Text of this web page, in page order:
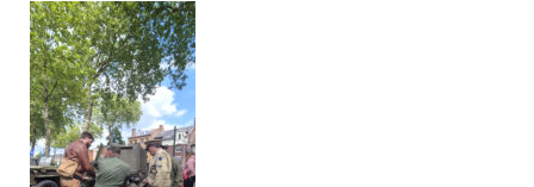
VISITES
CONTACT